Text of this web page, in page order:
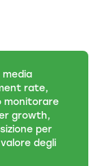
media
rate,
monitorare
growth,
per
degli